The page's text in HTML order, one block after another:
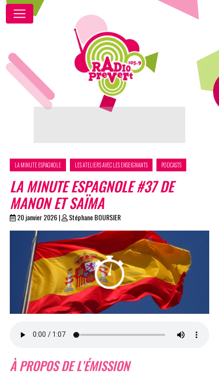
LA MINUTE ESPAGNOLE LES ATELIERS AVEC LES ENSEIGNANTS PODCASTS
LA MINUTE ESPAGNOLE #37 DE
MANON ET SAÏMA
20 janvier 2026| Stéphane BOURSIER
À PROPOS DE L’ÉMISSION